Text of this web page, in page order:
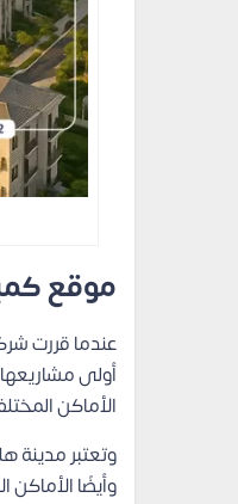
موقع
أولى
الأماكن
وتعتبر مدينة
وأيضًا الأماكن